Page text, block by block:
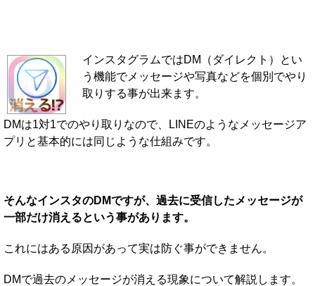
インスタグラムではDM（ダイレクト）とい
う機能でメッセージや写真などを個別でやり
取りする事が出来ます。
DMは1対1でのやり取りなので、LINEのようなメッセージア
プリと基本的には同じような仕組みです。
そんなインスタのDMですが、過去に受信したメッセージが
一部だけ消えるという事があります。
これにはある原因があって実は防ぐ事ができません。
DMで過去のメッセージが消える現象について解説します。